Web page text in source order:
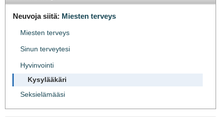
Neuvoja siitä: Miesten terveys
Miesten terveys
Sinun terveytesi
Hyvinvointi
Kysylääkäri
Seksielämääsi